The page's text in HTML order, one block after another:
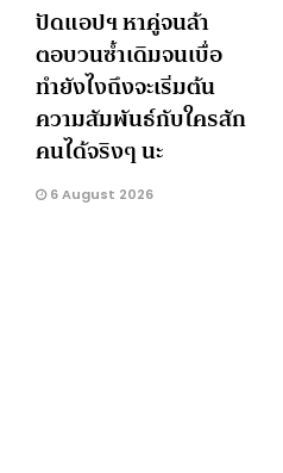
ปัดแอปฯ หาคู่จนล้า
ตอบวนซ้ำเดิมจนเบื่อ
ทำยังไงถึงจะเริ่มต้น
ความสัมพันธ์กับใครสัก
คนได้จริงๆ นะ
6 August 2026